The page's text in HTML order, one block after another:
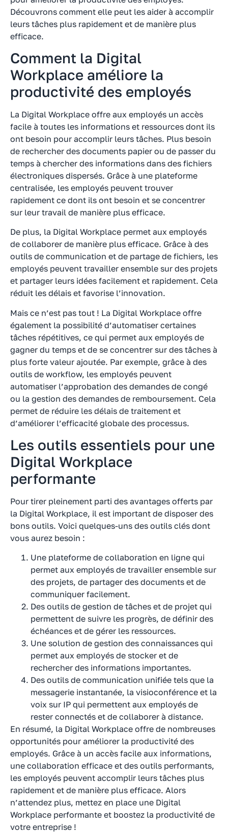
Découvrons comment elle peut les aider à accomplir
leurs tâches plus rapidement et de manière plus
efficace.
Comment la Digital
Workplace améliore la
productivité des employés
La Digital Workplace offre aux employés un accès
facile à toutes les informations et ressources dont ils
ont besoin pour accomplir leurs tâches. Plus besoin
de rechercher des documents papier ou de passer du
temps à chercher des informations dans des fichiers
électroniques dispersés. Grâce à une plateforme
centralisée, les employés peuvent trouver
rapidement ce dont ils ont besoin et se concentrer
sur leur travail de manière plus efficace.
De plus, la Digital Workplace permet aux employés
de collaborer de manière plus efficace. Grâce à des
outils de communication et de partage de fichiers, les
employés peuvent travailler ensemble sur des projets
et partager leurs idées facilement et rapidement. Cela
réduit les délais et favorise l’innovation.
Mais ce n’est pas tout ! La Digital Workplace offre
également la possibilité d’automatiser certaines
tâches répétitives, ce qui permet aux employés de
gagner du temps et de se concentrer sur des tâches à
plus forte valeur ajoutée. Par exemple, grâce à des
outils de workflow, les employés peuvent
automatiser l’approbation des demandes de congé
ou la gestion des demandes de remboursement. Cela
permet de réduire les délais de traitement et
d’améliorer l’efficacité globale des processus.
Les outils essentiels pour une
Digital Workplace
performante
Pour tirer pleinement parti des avantages offerts par
la Digital Workplace, il est important de disposer des
bons outils. Voici quelques-uns des outils clés dont
vous aurez besoin :
Une plateforme de collaboration en ligne qui
permet aux employés de travailler ensemble sur
des projets, de partager des documents et de
communiquer facilement.
Des outils de gestion de tâches et de projet qui
permettent de suivre les progrès, de définir des
échéances et de gérer les ressources.
Une solution de gestion des connaissances qui
permet aux employés de stocker et de
rechercher des informations importantes.
Des outils de communication unifiée tels que la
messagerie instantanée, la visioconférence et la
voix sur IP qui permettent aux employés de
rester connectés et de collaborer à distance.
En résumé, la Digital Workplace offre de nombreuses
opportunités pour améliorer la productivité des
employés. Grâce à un accès facile aux informations,
une collaboration efficace et des outils performants,
les employés peuvent accomplir leurs tâches plus
rapidement et de manière plus efficace. Alors
n’attendez plus, mettez en place une Digital
Workplace performante et boostez la productivité de
votre entreprise !